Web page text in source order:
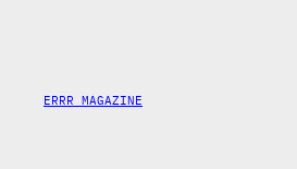
ERRR MAGAZINE